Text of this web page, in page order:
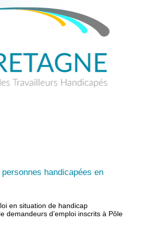
handicapées en
en situation de handicap
demandeurs d’emploi inscrits à Pôle